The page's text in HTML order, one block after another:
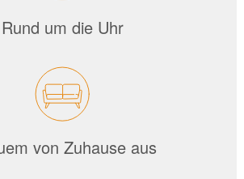
Rund um die Uhr
von Zuhause aus